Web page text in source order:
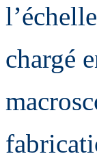
chargé